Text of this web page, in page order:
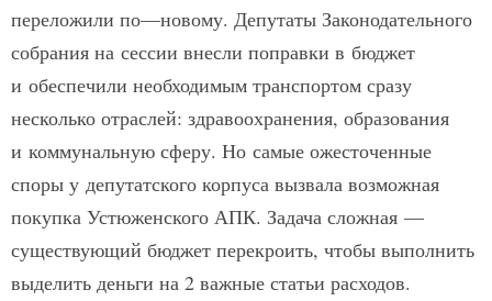
переложили по—новому. Депутаты Законодательного
собрания на сессии внесли поправки в бюджет
и обеспечили необходимым транспортом сразу
несколько отраслей: здравоохранения, образования
и коммунальную сферу. Но самые ожесточенные
споры у депутатского корпуса вызвала возможная
покупка Устюженского АПК. Задача сложная —
существующий бюджет перекроить, чтобы выполнить
выделить деньги на 2 важные статьи расходов.